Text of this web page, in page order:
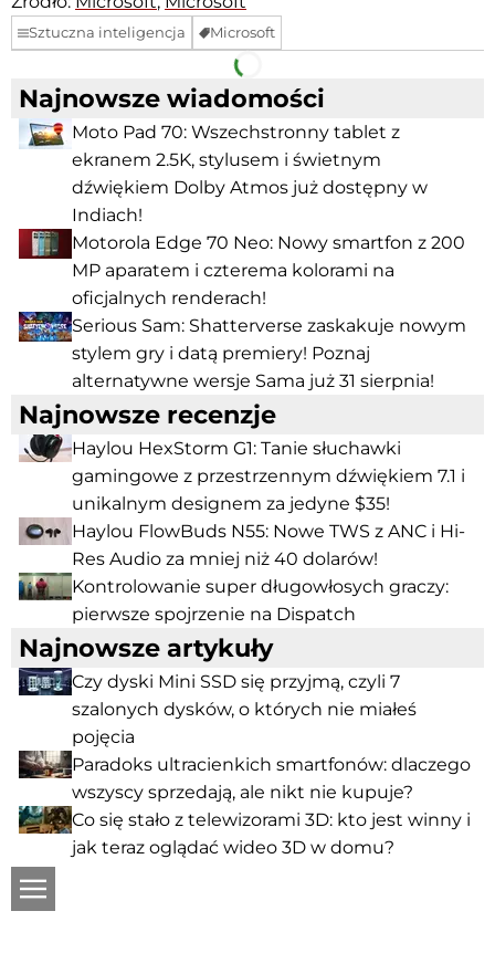
Sztuczna inteligencja Microsoft
Facebook Telegram
Najnowsze wiadomości
Moto Pad 70: Wszechstronny tablet z
ekranem 2.5K, stylusem i świetnym
dźwiękiem Dolby Atmos już dostępny w
Indiach!
Motorola Edge 70 Neo: Nowy smartfon z 200
MP aparatem i czterema kolorami na
oficjalnych renderach!
Serious Sam: Shatterverse zaskakuje nowym
stylem gry i datą premiery! Poznaj
alternatywne wersje Sama już 31 sierpnia!
Najnowsze recenzje
Haylou HexStorm G1: Tanie słuchawki
gamingowe z przestrzennym dźwiękiem 7.1 i
unikalnym designem za jedyne $35!
Haylou FlowBuds N55: Nowe TWS z ANC i Hi-
Res Audio za mniej niż 40 dolarów!
Kontrolowanie super długowłosych graczy:
pierwsze spojrzenie na Dispatch
Najnowsze artykuły
Czy dyski Mini SSD się przyjmą, czyli 7
szalonych dysków, o których nie miałeś
pojęcia
Paradoks ultracienkich smartfonów: dlaczego
wszyscy sprzedają, ale nikt nie kupuje?
Co się stało z telewizorami 3D: kto jest winny i
jak teraz oglądać wideo 3D w domu?